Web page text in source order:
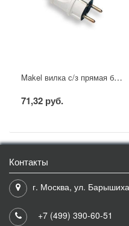
Makel вилка с/з прямая белая
71,32 руб.
Контакты
г. Москва, ул.
+7 (499) 390-60-51